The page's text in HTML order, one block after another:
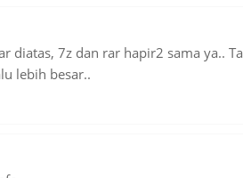
diatas, 7z dan rar hapir2 sama ya..
lebih besar..